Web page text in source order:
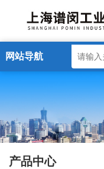
网站导航
产品中心